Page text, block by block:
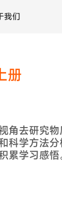
我们
册
角去研究
科学方法
累学习感悟